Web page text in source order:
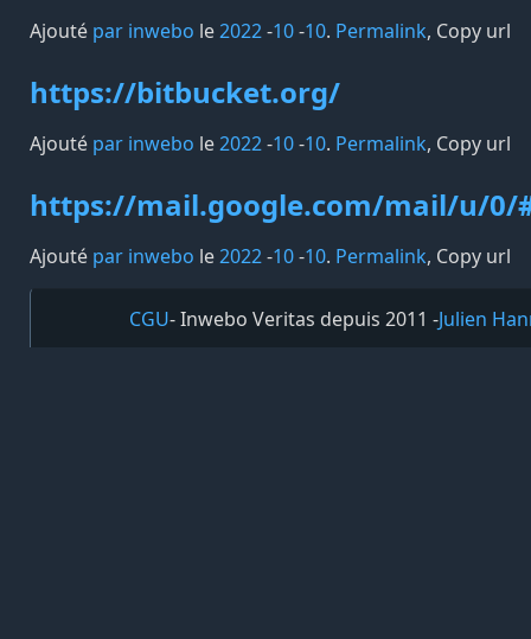
Ajouté par inwebo le2022-10-10. Permalink, Copy url
https://bitbucket.org/
Ajouté par inwebo le2022-10-10. Permalink, Copy url
https://mail.google.com/mail/u/0/
Ajouté par inwebo le2022-10-10. Permalink, Copy url
CGU- Inwebo Veritas depuis 2011 -Julien